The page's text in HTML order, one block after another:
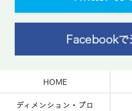
HOME
ディメンション・プロ